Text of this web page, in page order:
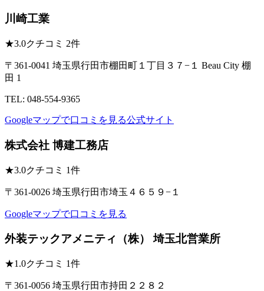
川崎工業
★3.0クチコミ 2件
〒361-0041 埼玉県行田市棚田町１丁目３７−１ Beau City 棚
田 1
TEL: 048-554-9365
Googleマップで口コミを見る公式サイト
株式会社 博建工務店
★3.0クチコミ 1件
〒361-0026 埼玉県行田市埼玉４６５９−１
Googleマップで口コミを見る
外装テックアメニティ（株） 埼玉北営業所
★1.0クチコミ 1件
〒361-0056 埼玉県行田市持田２２８２